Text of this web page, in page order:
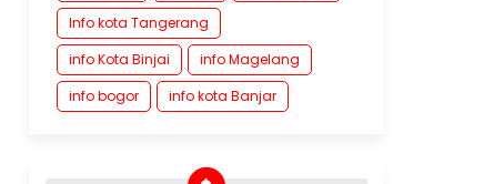
Info kota Tangerang
info Kota Binjai
info Magelang
info bogor
info kota Banjar